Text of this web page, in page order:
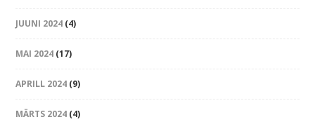
JUUNI 2024 (4)
MAI 2024 (17)
APRILL 2024 (9)
MÄRTS 2024 (4)